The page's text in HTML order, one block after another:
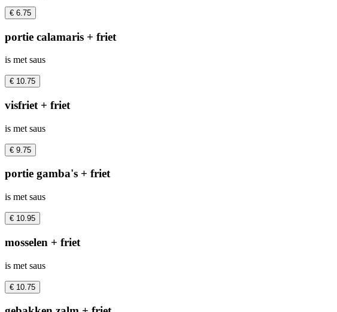
€ 6.75
portie calamaris + friet
is met saus
€ 10.75
visfriet + friet
is met saus
€ 9.75
portie gamba's + friet
is met saus
€ 10.95
mosselen + friet
is met saus
€ 10.75